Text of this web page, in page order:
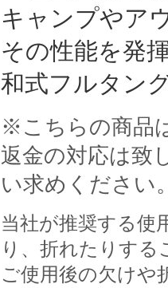
キャンプやア
その性能を発
和式フルタン
※こちらの商品
返金の対応は致
い求めください
当社が推奨する使
り、折れたりす
ご使用後の欠けや